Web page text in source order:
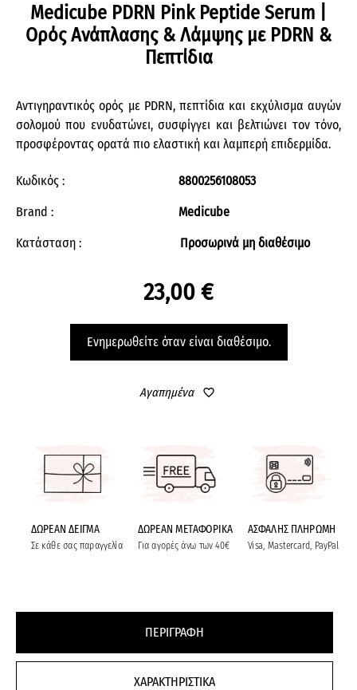
Medicube PDRN Pink Peptide Serum |
Ορός Ανάπλασης & Λάμψης με PDRN &
Πεπτίδια
Αντιγηραντικός ορός με PDRN, πεπτίδια και εκχύλισμα αυγών
σολομού που ενυδατώνει, συσφίγγει και βελτιώνει τον τόνο,
προσφέροντας ορατά πιο ελαστική και λαμπερή επιδερμίδα.
Κωδικός : 8800256108053
Brand : Medicube
Κατάσταση : Προσωρινά μη διαθέσιμο
23,00 €
Ενημερωθείτε όταν είναι διαθέσιμο.
ΔΩΡΕΑΝ ΔΕΙΓΜΑ
Σε κάθε σας παραγγελία
ΔΩΡΕΑΝ ΜΕΤΑΦΟΡΙΚΑ
Για αγορές άνω των 40€
ΑΣΦΑΛΗΣ ΠΛΗΡΩΜΗ
Visa, Mastercard, PayPal
Αγαπημένα favorite_border
ΠΕΡΙΓΡΑΦΗ
ΧΑΡΑΚΤΗΡΙΣΤΙΚΑ